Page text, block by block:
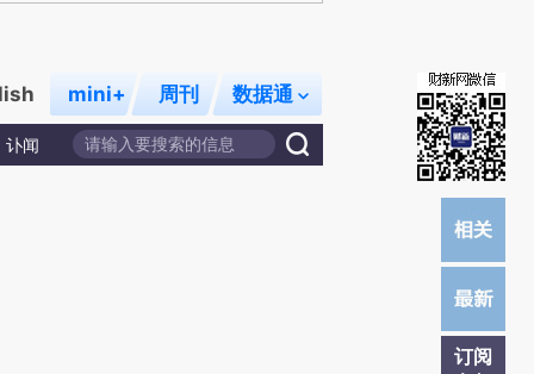
mini+ 周刊 数据通
讣闻
订阅